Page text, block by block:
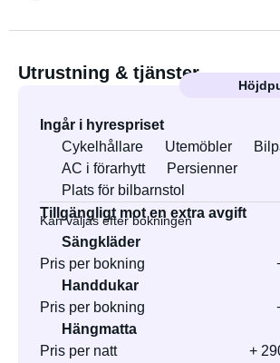
Utrustning & tjänster
Ingår i hyrespriset
Cykelhållare
Utemöbler
AC i förarhytt
Persienner
Plats för bilbarnstol
Tillgängligt mot en extra avgift
Kan väljas efter bokningen
Sängkläder
Pris per bokning
Handdukar
Pris per bokning
Hängmatta
Pris per natt
+